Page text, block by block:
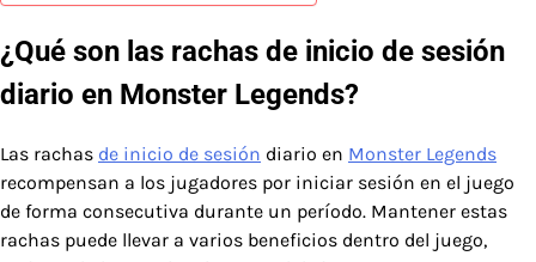
¿Qué son las rachas de inicio de sesión
diario en Monster Legends?
Las rachas de inicio de sesión diario en Monster Legends
recompensan a los jugadores por iniciar sesión en el juego
de forma consecutiva durante un período. Mantener estas
rachas puede llevar a varios beneficios dentro del juego,